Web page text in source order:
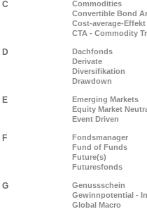
C
Commodities
Convertible Bond
Cost-average-Effekt
CTA - Commodity
D
Dachfonds
Derivate
Diversifikation
Drawdown
E
Emerging Markets
Equity Market
Event Driven
F
Fondsmanager
Fund of Funds
Future(s)
Futuresfonds
G
Genussschein
Gewinnpotential -
Global Macro